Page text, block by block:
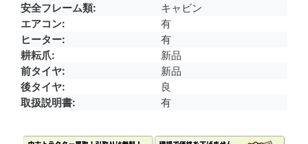
安全フレーム類
キャビン
エアコン
有
ヒーター
有
耕耘爪
新品
前タイヤ
新品
後タイヤ
良
取扱説明書
有